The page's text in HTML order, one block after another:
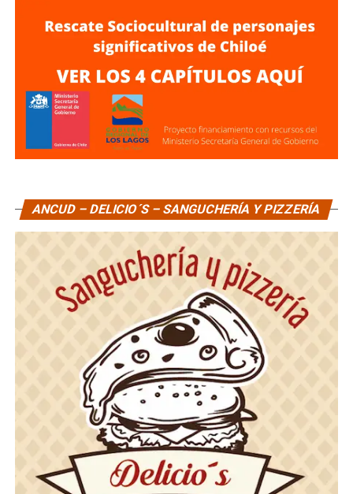
ANCUD – DELICIO´S – SANGUCHERÍA Y PIZZERÍA